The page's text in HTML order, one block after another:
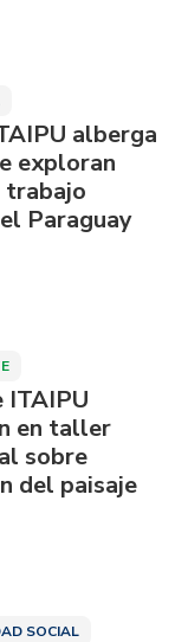
alberga
exploran
Paraguay
ITAIPU
en taller
sobre
del paisaje
SOCIAL